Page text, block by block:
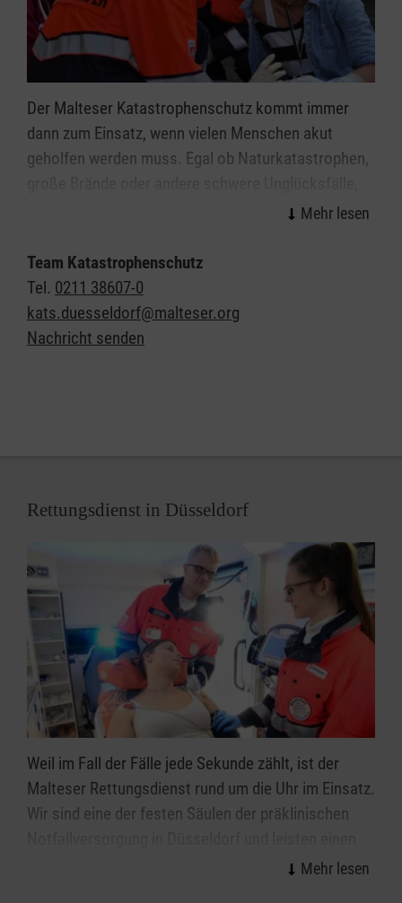
Der Malteser Katastrophenschutz kommt immer
dann zum Einsatz, wenn vielen Menschen akut
geholfen werden muss. Egal ob Naturkatastrophen,
die ehrenamtlichen Einsatzkräfte helfen bei allen
Rettungsdienst nicht ausreichen.
Organisiert in einzelnen Einsatzgruppen sind unsere
Helferinnen und Helfer Spezialisten in den Bereichen
Sanitätsdienst, Technik, Betreuung und
Team Katastrophenschutz
Tel. 0211 38607-0
kats.duesseldorf@malteser.org
Nachricht senden
Rettungsdienst in Düsseldorf
Weil im Fall der Fälle jede Sekunde zählt, ist der
Malteser Rettungsdienst rund um die Uhr im Einsatz.
Wir sind eine der festen Säulen der präklinischen
wichtigen Beitrag für eine optimale Versorgung von